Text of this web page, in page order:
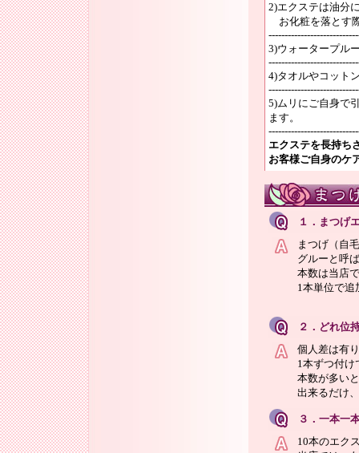
2)エクステは油分
お化粧を落とす
3)ウォータープル
4)タオルやコット
5)ムリにご自身で
ます。
エクステを長持ち
お客様ご自身のケ
１．まつげ
まつげ（自
グルーと呼
本数は当店
1本単位で追
２．どれ位
個人差は有
1本ずつ付け
本数が多い
出来るだけ
３．一本一
10本のエク